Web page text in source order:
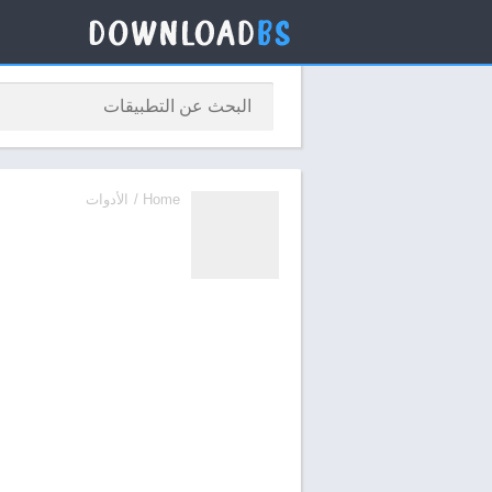
Home
/ الأدوات